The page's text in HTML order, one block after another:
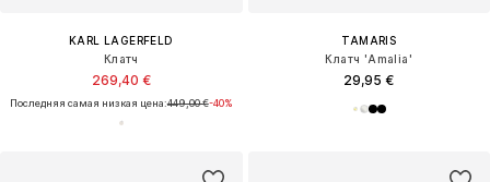
KARL LAGERFELD
Клатч
269,40 €
Последняя самая низкая цена:449,00 €-40%
TAMARIS
Клатч 'Amalia'
29,95 €